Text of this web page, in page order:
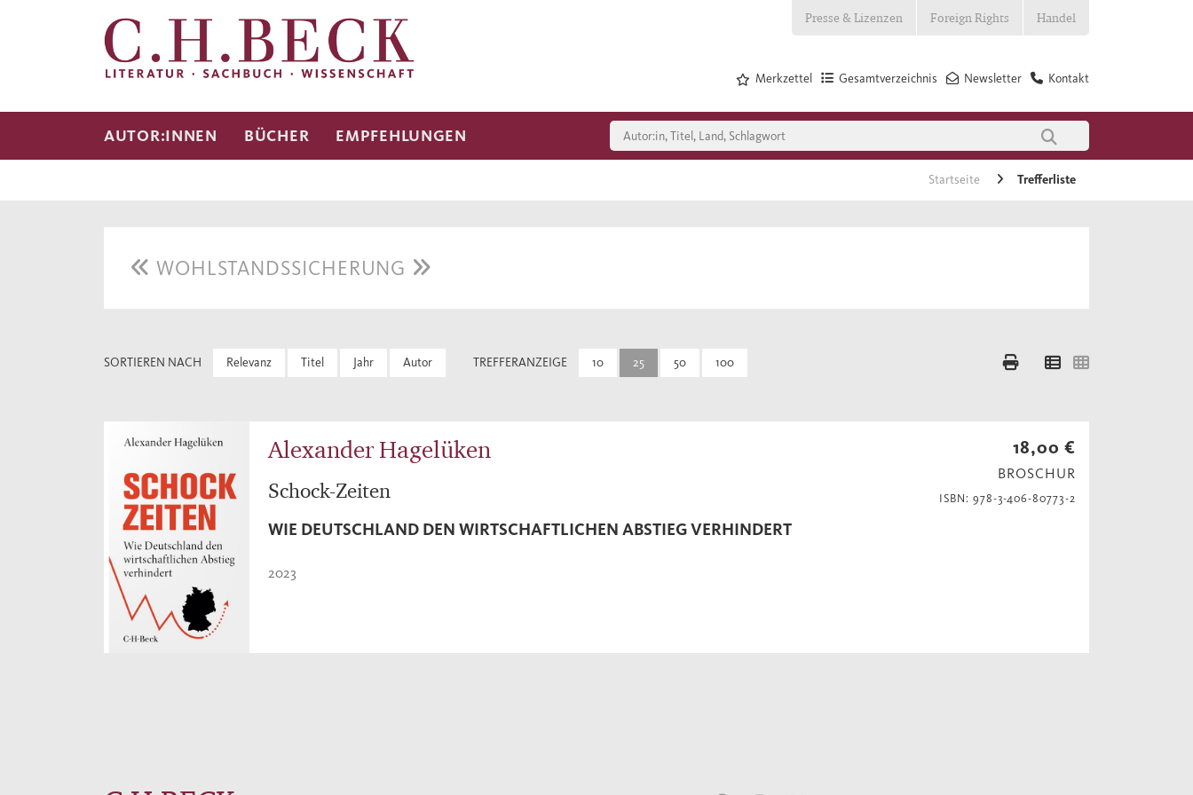
Presse & Lizenzen Foreign Rights Handel
Kontakt
Newsletter
Gesamtverzeichnis
Merkzettel
AUTOR:INNEN BÜCHER EMPFEHLUNGEN
Startseite Trefferliste
WOHLSTANDSSICHERUNG
SORTIEREN NACH Relevanz Titel Jahr Autor TREFFERANZEIGE 10 25 50 100
Alexander Hagelüken
Schock-Zeiten
WIE DEUTSCHLAND DEN WIRTSCHAFTLICHEN ABSTIEG VERHINDERT
2023
18,00 €
BROSCHUR
ISBN: 978-3-406-80773-2